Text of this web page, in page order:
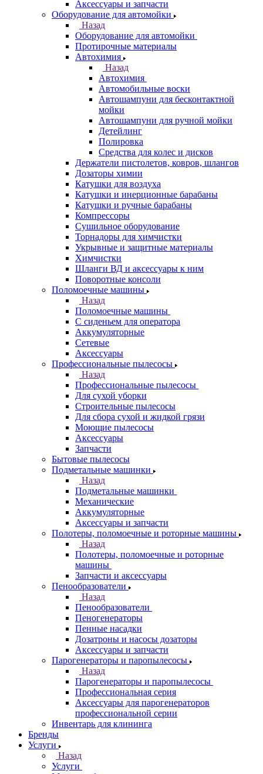
Аксессуары и запчасти
Оборудование для автомойки
Назад
Оборудование для автомойки
Протирочные материалы
Автохимия
Назад
Автохимия
Автомобильные воски
Автошампуни для бесконтактной
мойки
Автошампуни для ручной мойки
Детейлинг
Полировка
Средства для колес и дисков
Держатели пистолетов, ковров, шлангов
Дозаторы химии
Катушки для воздуха
Катушки и инерционные барабаны
Катушки и ручные барабаны
Компрессоры
Сушильное оборудование
Торнадоры для химчистки
Укрывные и защитные материалы
Химчистки
Шланги ВД и аксессуары к ним
Поворотные консоли
Поломоечные машины
Назад
Поломоечные машины
С сиденьем для оператора
Аккумуляторные
Сетевые
Аксессуары
Профессиональные пылесосы
Назад
Профессиональные пылесосы
Для сухой уборки
Строительные пылесосы
Для сбора сухой и жидкой грязи
Моющие пылесосы
Аксессуары
Запчасти
Бытовые пылесосы
Подметальные машинки
Назад
Подметальные машинки
Механические
Аккумуляторные
Аксессуары и запчасти
Полотеры, поломоечные и роторные машины
Назад
Полотеры, поломоечные и роторные
машины
Запчасти и аксессуары
Пенообразователи
Назад
Пенообразователи
Пеногенераторы
Пенные насадки
Дозатроны и насосы дозаторы
Аксессуары и запчасти
Парогенераторы и паропылесосы
Назад
Парогенераторы и паропылесосы
Профессиональная серия
Аксессуары для парогенераторов
профессиональной серии
Инвентарь для клининга
Бренды
Услуги
Назад
Услуги